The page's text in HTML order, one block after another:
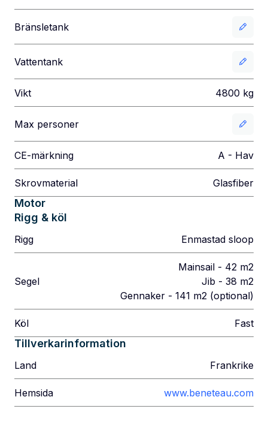
Bränsletank
Vattentank
Vikt 4800 kg
Max personer
CE-märkning A - Hav
Skrovmaterial Glasfiber
Motor
Rigg & köl
Rigg Enmastad sloop
Segel
Mainsail - 42 m2
Jib - 38 m2
Gennaker - 141 m2 (optional)
Köl Fast
Tillverkarinformation
Land Frankrike
Hemsida www.beneteau.com